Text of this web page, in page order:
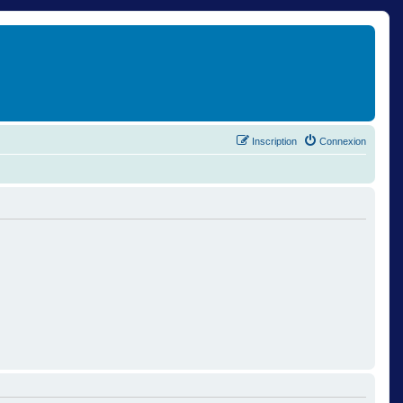
Connexion
Inscription